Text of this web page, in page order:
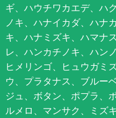
ギ、ハウチワカエデ、ハ
ノキ、ハナイカダ、ハナ
キ、ハナミズキ、ハマナ
レ、ハンカチノキ、ハン
ヒメリンゴ、ヒュウガミ
ウ、プラタナス、ブルー
ジュ、ボタン、ポプラ、
ルメロ、マンサク、ミズ